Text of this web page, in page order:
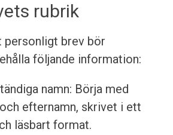
rubrik
personligt brev bör
följande information:
namn: Börja med
efternamn, skrivet i ett
läsbart format.